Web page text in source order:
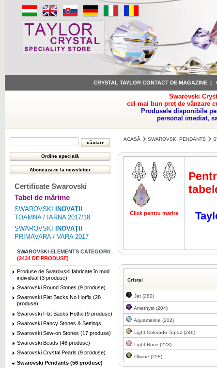
CRYSTAL TAYLOR CONTACT DE MAGAZINE |
Swarovski
cel mai bun preț de vânzare
Produsele disponibile
personal imediat,
Certificate Swarovski
Tabel de mărime
SWAROVSKI
INOVAȚII
TOAMNA / IARNA 2017/18
SWAROVSKI
INOVAȚII
PRIMAVARA / VARA 2017
SWAROVSKI ELEMENTS CATEGORII
(2434 DE PRODUSE)
Produse de Swarovski fabricate în mod
individual (3 produse)
Swarovski Round Stones (9 produse)
Swarovski Flat Backs No Hotfix (28
produse)
Swarovski Flat Backs Hotfix (9 produse)
Swarovski Fancy Stones & Settings
Swarovski Sew-on Stones (17 produse)
Swarovski Beads (46 produse)
Swarovski Crystal Pearls (9 produse)
Swarovski Pendants (56 produse)
ACASĂ SWAROVSKI PENDANTS
Click pentru marire Click pentru
Cristal
Jet (280)
Amethyst (204)
Aquamarine (202)
Light Colorado Topaz (246)
Light Rose (223)
Olivine (228)